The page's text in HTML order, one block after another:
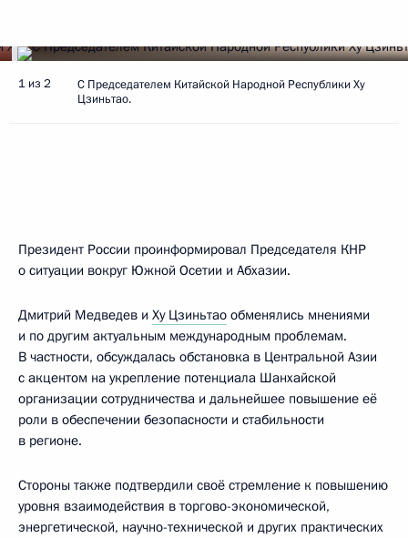
1 из 2
С Председателем Китайской Народной Республики Ху
Цзиньтао.
Президент России проинформировал Председателя КНР
о ситуации вокруг Южной Осетии и Абхазии.
Дмитрий Медведев и Ху Цзиньтао обменялись мнениями
и по другим актуальным международным проблемам.
В частности, обсуждалась обстановка в Центральной Азии
с акцентом на укрепление потенциала Шанхайской
организации сотрудничества и дальнейшее повышение её
роли в обеспечении безопасности и стабильности
в регионе.
Стороны также подтвердили своё стремление к повышению
уровня взаимодействия в торгово-экономической,
энергетической, научно-технической и других практических